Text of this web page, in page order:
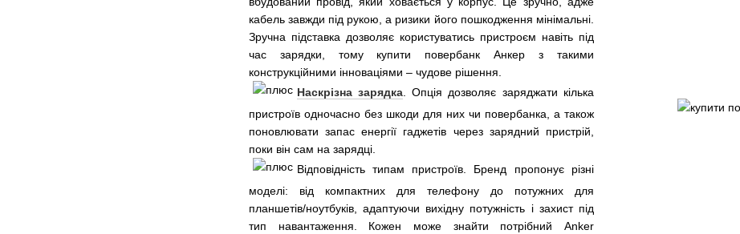
кабель завжди під рукою, а ризики його пошкодження мінімальні.
Зручна підставка дозволяє користуватись пристроєм навіть під
час зарядки, тому купити повербанк Анкер з такими
конструкційними інноваціями – чудове рішення.
Наскрізна зарядка . Опція дозволяє заряджати кілька
пристроїв одночасно без шкоди для них чи повербанка, а також
поновлювати запас енергії гаджетів через зарядний пристрій,
поки він сам на зарядці.
Відповідність типам пристроїв. Бренд пропонує різні
моделі: від компактних для телефону до потужних для
планшетів/ноутбуків, адаптуючи вихідну потужність і захист під
тип навантаження. Кожен може знайти потрібний Anker